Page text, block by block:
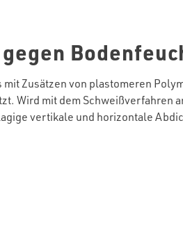
Zusätzen von plastomeren
Wird mit dem Schweißverfahren
vertikale und horizontale